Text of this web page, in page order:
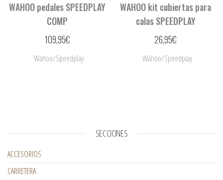
WAHOO pedales SPEEDPLAY
COMP
109,95€
Wahoo/Speedplay
WAHOO kit cubiertas para
calas SPEEDPLAY
26,95€
Wahoo/Speedplay
SECCIONES
ACCESORIOS
CARRETERA